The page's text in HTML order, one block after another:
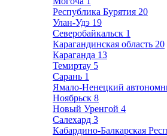
Республика Бурятия 20
Улан-Удэ 19
Северобайкальск 1
Карагандинская область 20
Караганда 13
Темиртау 5
Сарань 1
Ямало-Ненецкий
Ноябрьск 8
Новый Уренгой 4
Салехард 3
Кабардино-Балкарская